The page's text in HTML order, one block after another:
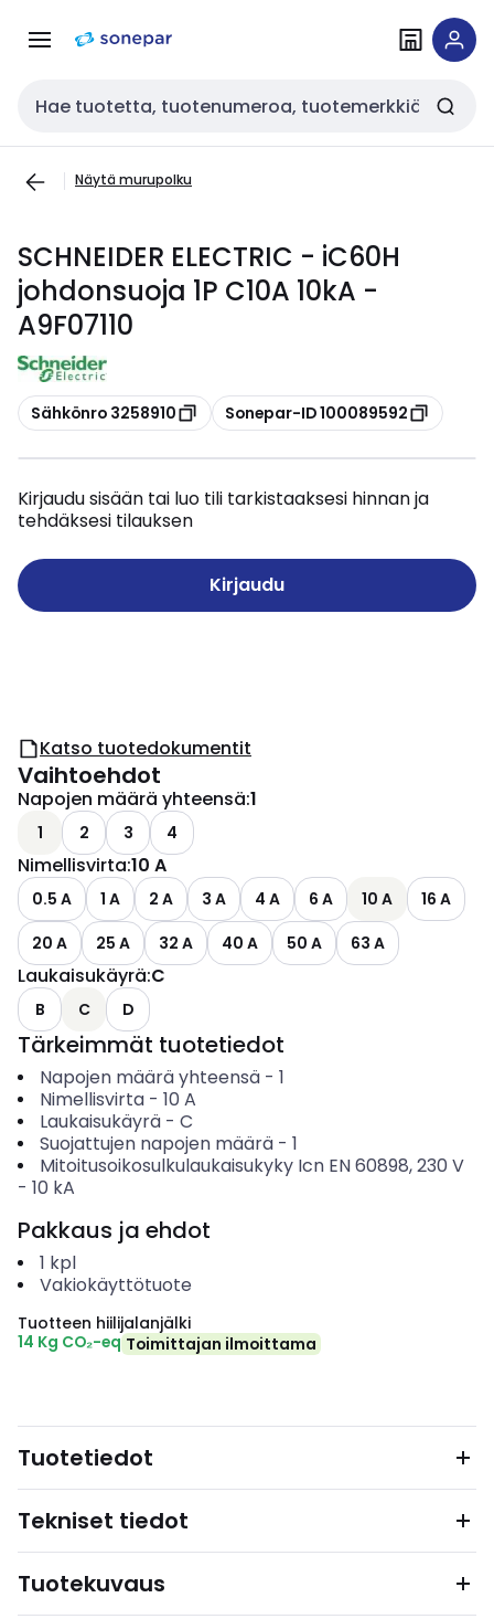
navigointiinsisältöön
Haku
Näytä murupolku
SCHNEIDER ELECTRIC - iC60H
johdonsuoja 1P C10A 10kA -
A9F07110
Kopioi
Sähkönro 3258910 Kopioi
Sonepar-ID 100089592
Kirjaudu sisään tai luo tili tarkistaaksesi hinnan ja
tehdäksesi tilauksen
Kirjaudu
Katso tuotedokumentit
Vaihtoehdot
Napojen määrä yhteensä:1
1 2 3 4
Nimellisvirta:10 A
0.5 A 1 A 2 A 3 A 4 A 6 A 10 A
16 A
20 A
25 A 32 A 40 A 50 A 63 A
Laukaisukäyrä:C
B C D
Tärkeimmät tuotetiedot
Napojen määrä yhteensä- 1
Nimellisvirta- 10 A
Laukaisukäyrä- C
Suojattujen napojen määrä- 1
Mitoitusoikosulkulaukaisukyky Icn EN 60898, 230 V
- 10 kA
Pakkaus ja ehdot
1 kpl
Vakiokäyttötuote
Tuotteen hiilijalanjälki
14 Kg CO₂-eq Toimittajan ilmoittama
Tuotetiedot
Tekniset tiedot
Tuotekuvaus